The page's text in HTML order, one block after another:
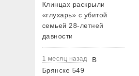
Клинцах раскрыли
«глухарь» с убитой
семьей 28-летней
давности
1 месяц назад
В
Брянске 549